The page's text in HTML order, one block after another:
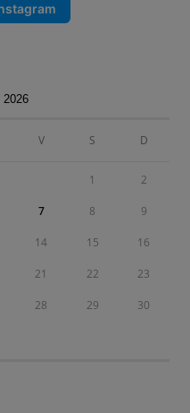
2026
V S D
1 2
7 8 9
14 15 16
21 22 23
28 29 30